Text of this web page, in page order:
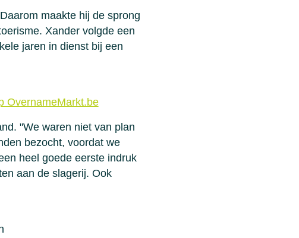
maakte hij de sprong
Xander volgde een
jaren in dienst bij een
OvernameMarkt.be
"We waren niet van plan
bezocht, voordat we
heel goede eerste indruk
aan de slagerij. Ook